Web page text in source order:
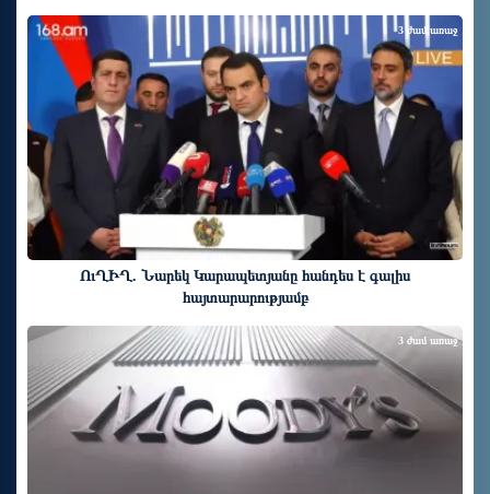
ՈւՂԻՂ. Նարեկ Կարապետյանը հանդես է գալիս
հայտարարությամբ
3 ժամ առաջ
3 ժամ առաջ